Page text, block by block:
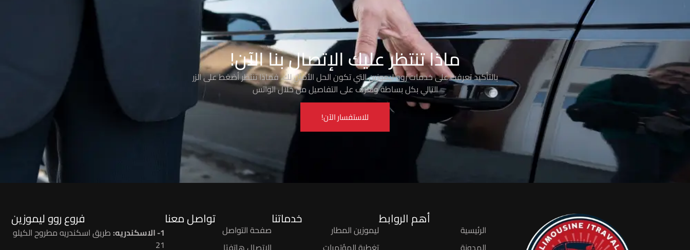
ماذا تنتظر عليك الإتصال بنا الآن!
بالتأكيد تعرفت على خدمات روو ليموزين التي تكون الحل الأمثل لك، فماذا تنتظر أضغط على الزر
التالي بكل بساطة وتعرف على التفاصيل من خلال الواتس
للاستفسار الآن!
أهم الروابط
الرئيسية
خدماتنا
ليموزين المطار
تواصل معنا
صفحة التواصل
فروع روو ليموزين
1- الاسكندريه:
طريق اسكندريه مطروح الكيلو
21